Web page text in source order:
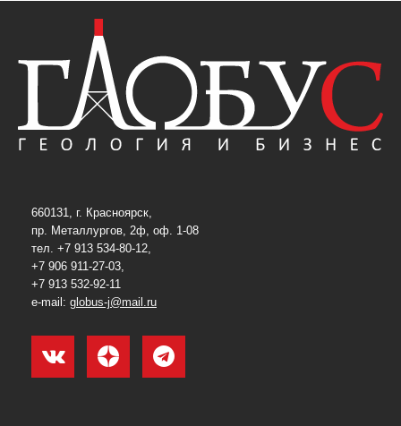
660131, г. Красноярск,
пр. Металлургов, 2ф, оф. 1-08
тел. +7 913 534-80-12,
+7 906 911-27-03,
+7 913 532-92-11
e-mail: globus-j@mail.ru